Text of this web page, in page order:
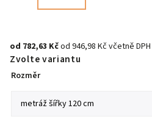
od 782,63 Kčod 946,98 Kčvčetně DPH
Zvolte variantu
Rozměr